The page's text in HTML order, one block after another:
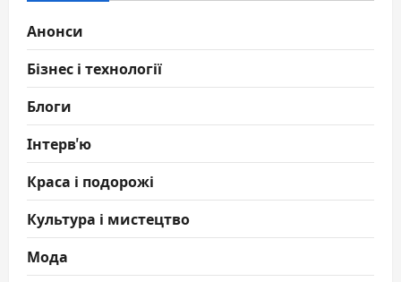
Анонси
Бізнес і технології
Блоги
Інтерв'ю
Краса і подорожі
Культура і мистецтво
Мода